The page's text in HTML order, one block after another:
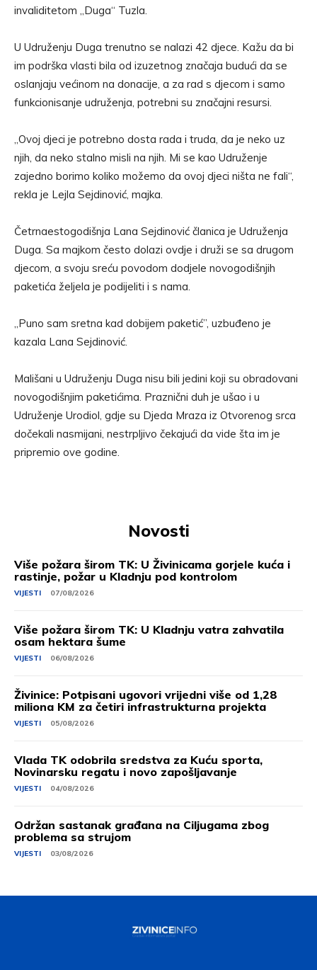
invaliditetom „Duga“ Tuzla.
U Udruženju Duga trenutno se nalazi 42 djece. Kažu da bi
im podrška vlasti bila od izuzetnog značaja budući da se
oslanjaju većinom na donacije, a za rad s djecom i samo
funkcionisanje udruženja, potrebni su značajni resursi.
„Ovoj djeci je potrebno dosta rada i truda, da je neko uz
njih, da neko stalno misli na njih. Mi se kao Udruženje
zajedno borimo koliko možemo da ovoj djeci ništa ne fali“,
rekla je Lejla Sejdinović, majka.
Četrnaestogodišnja Lana Sejdinović članica je Udruženja
Duga. Sa majkom često dolazi ovdje i druži se sa drugom
djecom, a svoju sreću povodom dodjele novogodišnjih
paketića željela je podijeliti i s nama.
„Puno sam sretna kad dobijem paketić”, uzbuđeno je
kazala Lana Sejdinović.
Mališani u Udruženju Duga nisu bili jedini koji su obradovani
novogodišnjim paketićima. Praznični duh je ušao i u
Udruženje Urodiol, gdje su Djeda Mraza iz Otvorenog srca
dočekali nasmijani, nestrpljivo čekajući da vide šta im je
pripremio ove godine.
Novosti
Više požara širom TK: U Živinicama gorjele kuća i
rastinje, požar u Kladnju pod kontrolom
VIJESTI 07/08/2026
Više požara širom TK: U Kladnju vatra zahvatila
osam hektara šume
VIJESTI 06/08/2026
Živinice: Potpisani ugovori vrijedni više od 1,28
miliona KM za četiri infrastrukturna projekta
VIJESTI 05/08/2026
Vlada TK odobrila sredstva za Kuću sporta,
Novinarsku regatu i novo zapošljavanje
VIJESTI 04/08/2026
Održan sastanak građana na Ciljugama zbog
problema sa strujom
VIJESTI 03/08/2026